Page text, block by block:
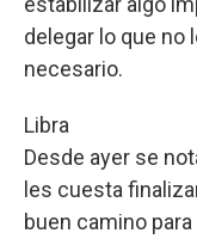
delegar lo que no
necesario.
Libra
Desde ayer se
les cuesta
buen camino